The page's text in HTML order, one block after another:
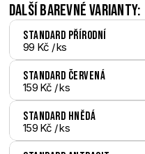
Další barevné varianty:
Standard Přírodní
99 Kč / ks
Standard Červená
159 Kč / ks
Standard Hnědá
159 Kč / ks